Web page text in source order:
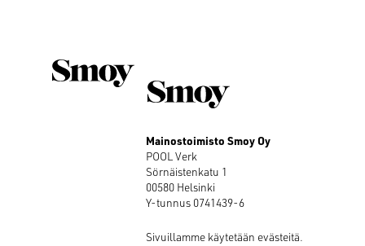
ETUSIVU
PALVELUT
TYÖT
Mainostoimisto Smoy Oy
POOL Verk
Sörnäistenkatu 1
00580 Helsinki
Y-tunnus 0741439-6
Sivuillamme käytetään evästeitä.